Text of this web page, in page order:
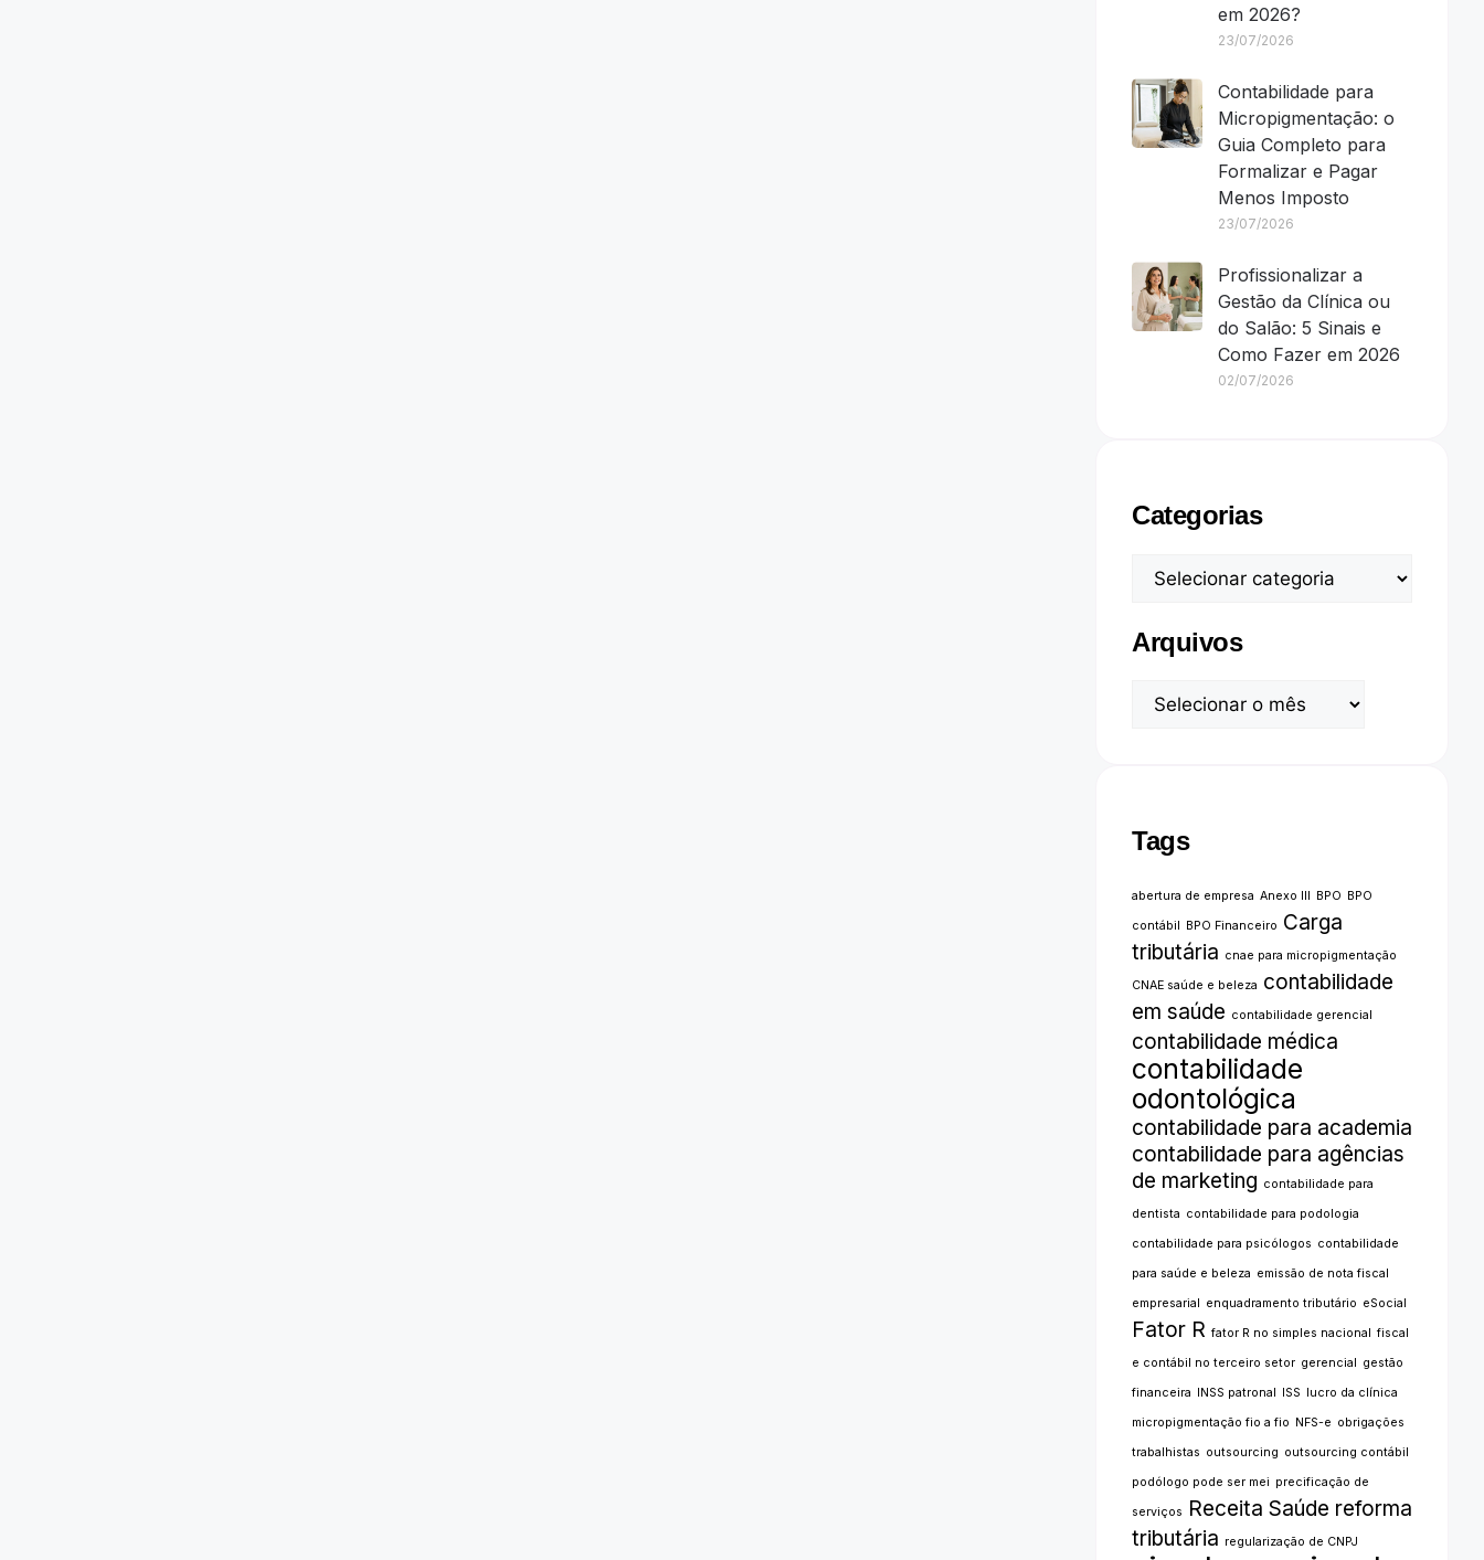
em 2026?
23/07/2026
Contabilidade para
Micropigmentação: o
Guia Completo para
Formalizar e Pagar
Menos Imposto
23/07/2026
Profissionalizar a
Gestão da Clínica ou
do Salão: 5 Sinais e
Como Fazer em 2026
02/07/2026
Categorias
Arquivos
Tags
abertura de empresa Anexo III BPO BPO
contábil BPO Financeiro Carga
tributária cnae para micropigmentação
CNAE saúde e beleza contabilidade
em saúde contabilidade gerencial
contabilidade médica
contabilidade
odontológica
contabilidade para academia
contabilidade para agências
de marketing contabilidade para
dentista contabilidade para podologia
contabilidade para psicólogos contabilidade
para saúde e beleza emissão de nota fiscal
empresarial enquadramento tributário eSocial
Fator R fator R no simples nacional fiscal
e contábil no terceiro setor gerencial gestão
financeira INSS patronal ISS lucro da clínica
micropigmentação fio a fio NFS-e obrigações
trabalhistas outsourcing outsourcing contábil
podólogo pode ser mei precificação de
serviços Receita Saúde reforma
tributária regularização de CNPJ